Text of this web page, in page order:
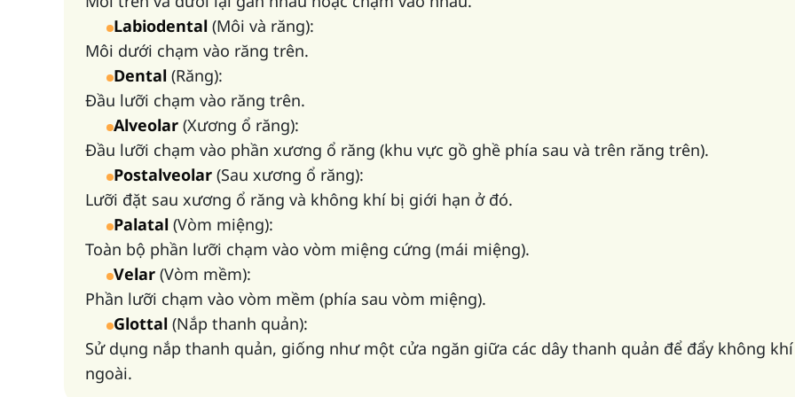
Labiodental (Môi và răng):
Môi dưới chạm vào răng trên.
Dental (Răng):
Đầu lưỡi chạm vào răng trên.
Alveolar (Xương ổ răng):
Đầu lưỡi chạm vào phần xương ổ răng (khu vực gồ ghề phía sau và trên răng trên).
Postalveolar (Sau xương ổ răng):
Lưỡi đặt sau xương ổ răng và không khí bị giới hạn ở đó.
Palatal (Vòm miệng):
Toàn bộ phần lưỡi chạm vào vòm miệng cứng (mái miệng).
Velar (Vòm mềm):
Phần lưỡi chạm vào vòm mềm (phía sau vòm miệng).
Glottal (Nắp thanh quản):
Sử dụng nắp thanh quản, giống như một cửa ngăn giữa các dây thanh quản để đẩy không
ngoài.